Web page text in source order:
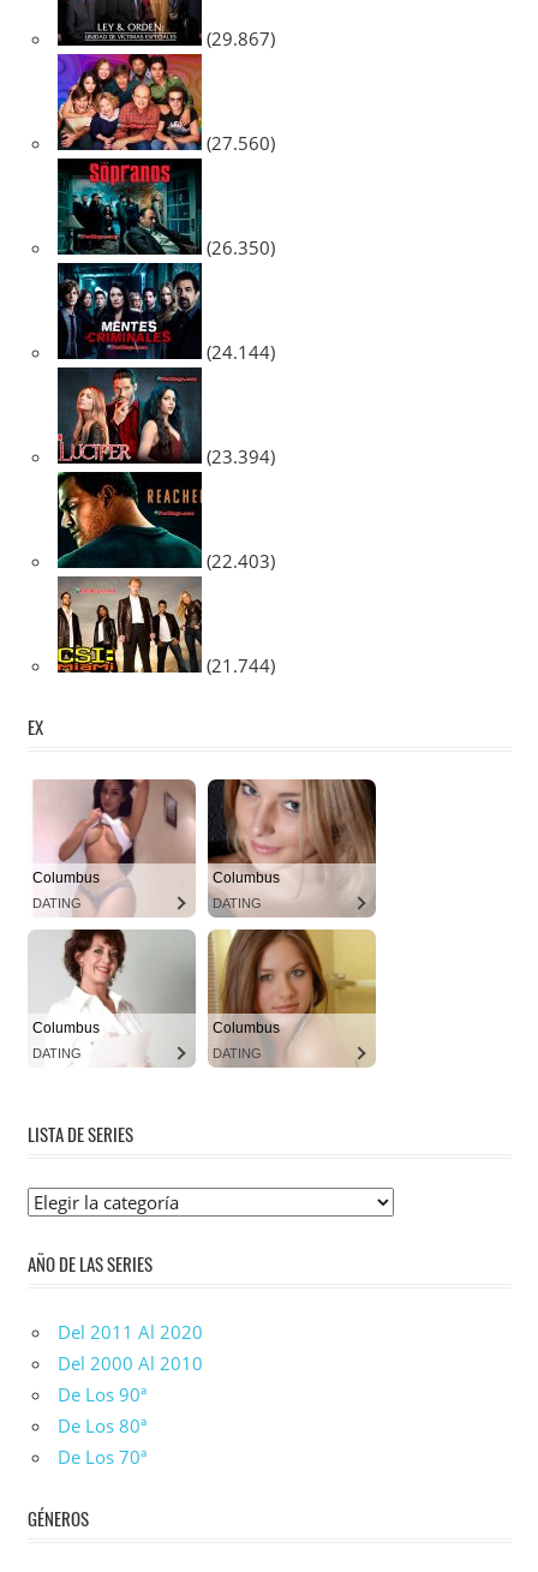
(29.867)
(27.560)
(26.350)
(24.144)
(23.394)
(22.403)
(21.744)
EX
LISTA DE SERIES
Lista
Series
AÑO DE LAS SERIES
Del 2011 Al 2020
Del 2000 Al 2010
De Los 90ª
De Los 80ª
De Los 70ª
GÉNEROS